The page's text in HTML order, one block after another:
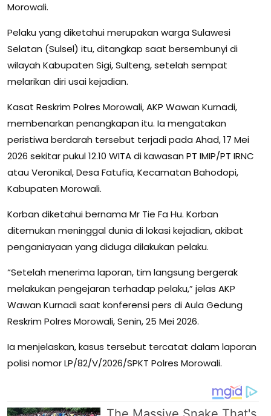
Morowali.
Pelaku yang diketahui merupakan warga Sulawesi
Selatan (Sulsel) itu, ditangkap saat bersembunyi di
wilayah Kabupaten Sigi, Sulteng, setelah sempat
melarikan diri usai kejadian.
Kasat Reskrim Polres Morowali, AKP Wawan Kurnadi,
membenarkan penangkapan itu. Ia mengatakan
peristiwa berdarah tersebut terjadi pada Ahad, 17 Mei
2026 sekitar pukul 12.10 WITA di kawasan PT IMIP/PT IRNC
atau Veronikal, Desa Fatufia, Kecamatan Bahodopi,
Kabupaten Morowali.
Korban diketahui bernama Mr Tie Fa Hu. Korban
ditemukan meninggal dunia di lokasi kejadian, akibat
penganiayaan yang diduga dilakukan pelaku.
“Setelah menerima laporan, tim langsung bergerak
melakukan pengejaran terhadap pelaku,” jelas AKP
Wawan Kurnadi saat konferensi pers di Aula Gedung
Reskrim Polres Morowali, Senin, 25 Mei 2026.
Ia menjelaskan, kasus tersebut tercatat dalam laporan
polisi nomor LP/82/V/2026/SPKT Polres Morowali.